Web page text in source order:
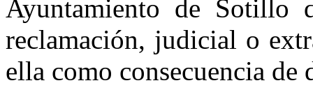
Ayuntamiento de Sotillo
reclamación, judicial o
ella como consecuencia de